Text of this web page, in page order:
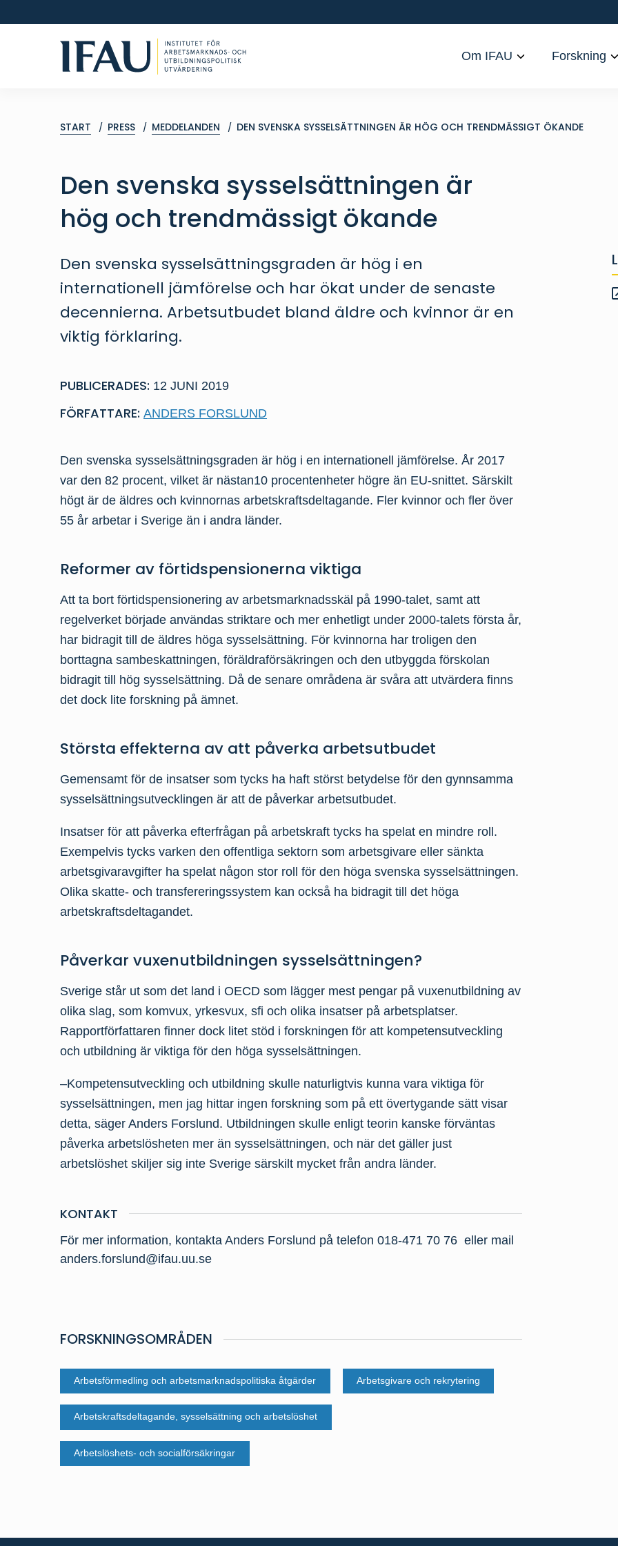
Om IFAU Forskning
START PRESS MEDDELANDEN DEN SVENSKA SYSSELSÄTTNINGEN ÄR HÖG OCH TRENDMÄSSIGT ÖKANDE
Den svenska sysselsättningen är
hög och trendmässigt ökande
Den svenska sysselsättningsgraden är hög i en
internationell jämförelse och har ökat under de senaste
decennierna. Arbetsutbudet bland äldre och kvinnor är en
viktig förklaring.
PUBLICERADES: 12 JUNI 2019
FÖRFATTARE: ANDERS FORSLUND
Den svenska sysselsättningsgraden är hög i en internationell jämförelse. År 2017
var den 82 procent, vilket är nästan10 procentenheter högre än EU-snittet. Särskilt
högt är de äldres och kvinnornas arbetskraftsdeltagande. Fler kvinnor och fler över
55 år arbetar i Sverige än i andra länder.
Reformer av förtidspensionerna viktiga
Att ta bort förtidspensionering av arbetsmarknadsskäl på 1990-talet, samt att
regelverket började användas striktare och mer enhetligt under 2000-talets första år,
har bidragit till de äldres höga sysselsättning. För kvinnorna har troligen den
borttagna sambeskattningen, föräldraförsäkringen och den utbyggda förskolan
bidragit till hög sysselsättning. Då de senare områdena är svåra att utvärdera finns
det dock lite forskning på ämnet.
Största effekterna av att påverka arbetsutbudet
Gemensamt för de insatser som tycks ha haft störst betydelse för den gynnsamma
sysselsättningsutvecklingen är att de påverkar arbetsutbudet.
Insatser för att påverka efterfrågan på arbetskraft tycks ha spelat en mindre roll.
Exempelvis tycks varken den offentliga sektorn som arbetsgivare eller sänkta
arbetsgivaravgifter ha spelat någon stor roll för den höga svenska sysselsättningen.
Olika skatte- och transfereringssystem kan också ha bidragit till det höga
arbetskraftsdeltagandet.
Påverkar vuxenutbildningen sysselsättningen?
Sverige står ut som det land i OECD som lägger mest pengar på vuxenutbildning av
olika slag, som komvux, yrkesvux, sfi och olika insatser på arbetsplatser.
Rapportförfattaren finner dock litet stöd i forskningen för att kompetensutveckling
och utbildning är viktiga för den höga sysselsättningen.
–Kompetensutveckling och utbildning skulle naturligtvis kunna vara viktiga för
sysselsättningen, men jag hittar ingen forskning som på ett övertygande sätt visar
detta, säger Anders Forslund. Utbildningen skulle enligt teorin kanske förväntas
påverka arbetslösheten mer än sysselsättningen, och när det gäller just
arbetslöshet skiljer sig inte Sverige särskilt mycket från andra länder.
KONTAKT
För mer information, kontakta Anders Forslund på telefon 018-471 70 76 eller mail
anders.forslund@ifau.uu.se
FORSKNINGSOMRÅDEN
Arbetsförmedling och arbetsmarknadspolitiska åtgärder Arbetsgivare och rekrytering
Arbetskraftsdeltagande, sysselsättning och arbetslöshet
Arbetslöshets- och socialförsäkringar